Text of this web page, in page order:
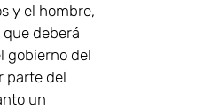
y el hombre,
que deberá
gobierno del
parte del
un